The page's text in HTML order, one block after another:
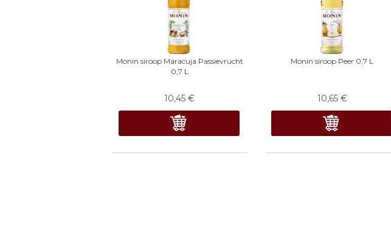
Monin siroop Maracuja Passievrucht
0,7 L
10,45 €
Monin siroop Peer 0,7 L
10,65 €